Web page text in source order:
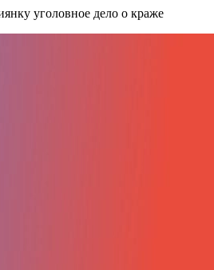
уголовное дело о краже